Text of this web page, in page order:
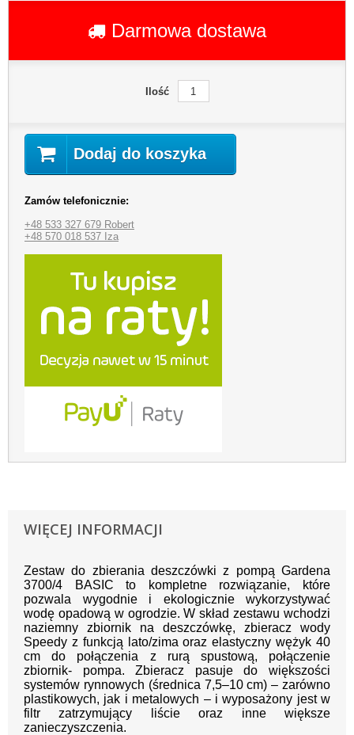
Darmowa dostawa
Ilość
Dodaj do koszyka
Zamów telefonicznie:
+48 533 327 679 Robert
+48 570 018 537 Iza
WIĘCEJ INFORMACJI
Zestaw do zbierania deszczówki z pompą Gardena
3700/4 BASIC to kompletne rozwiązanie, które
pozwala wygodnie i ekologicznie wykorzystywać
wodę opadową w ogrodzie. W skład zestawu wchodzi
naziemny zbiornik na deszczówkę, zbieracz wody
Speedy z funkcją lato/zima oraz elastyczny wężyk 40
cm do połączenia z rurą spustową, połączenie
zbiornik- pompa. Zbieracz pasuje do większości
systemów rynnowych (średnica 7,5–10 cm) – zarówno
plastikowych, jak i metalowych – i wyposażony jest w
filtr zatrzymujący liście oraz inne większe
zanieczyszczenia.